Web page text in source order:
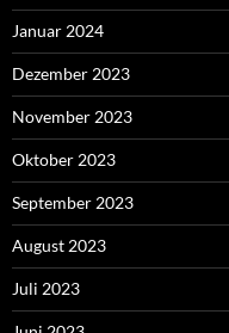
Januar 2024
Dezember 2023
November 2023
Oktober 2023
September 2023
August 2023
Juli 2023